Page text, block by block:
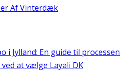
Af Vinterdæk
i Jylland: En guide til processen
at vælge Layali DK